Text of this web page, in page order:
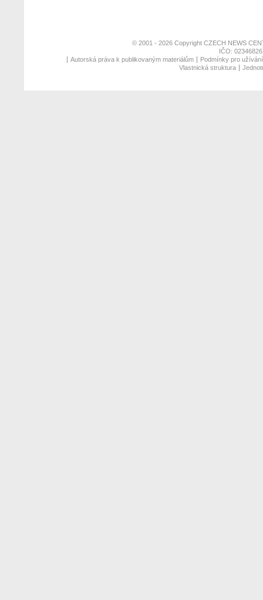
© 2001 - 2026 Copyright CZECH NEWS
IČO:
Autorská práva k publikovaným materiálům
Podmínky pro
Vlastnická struktura